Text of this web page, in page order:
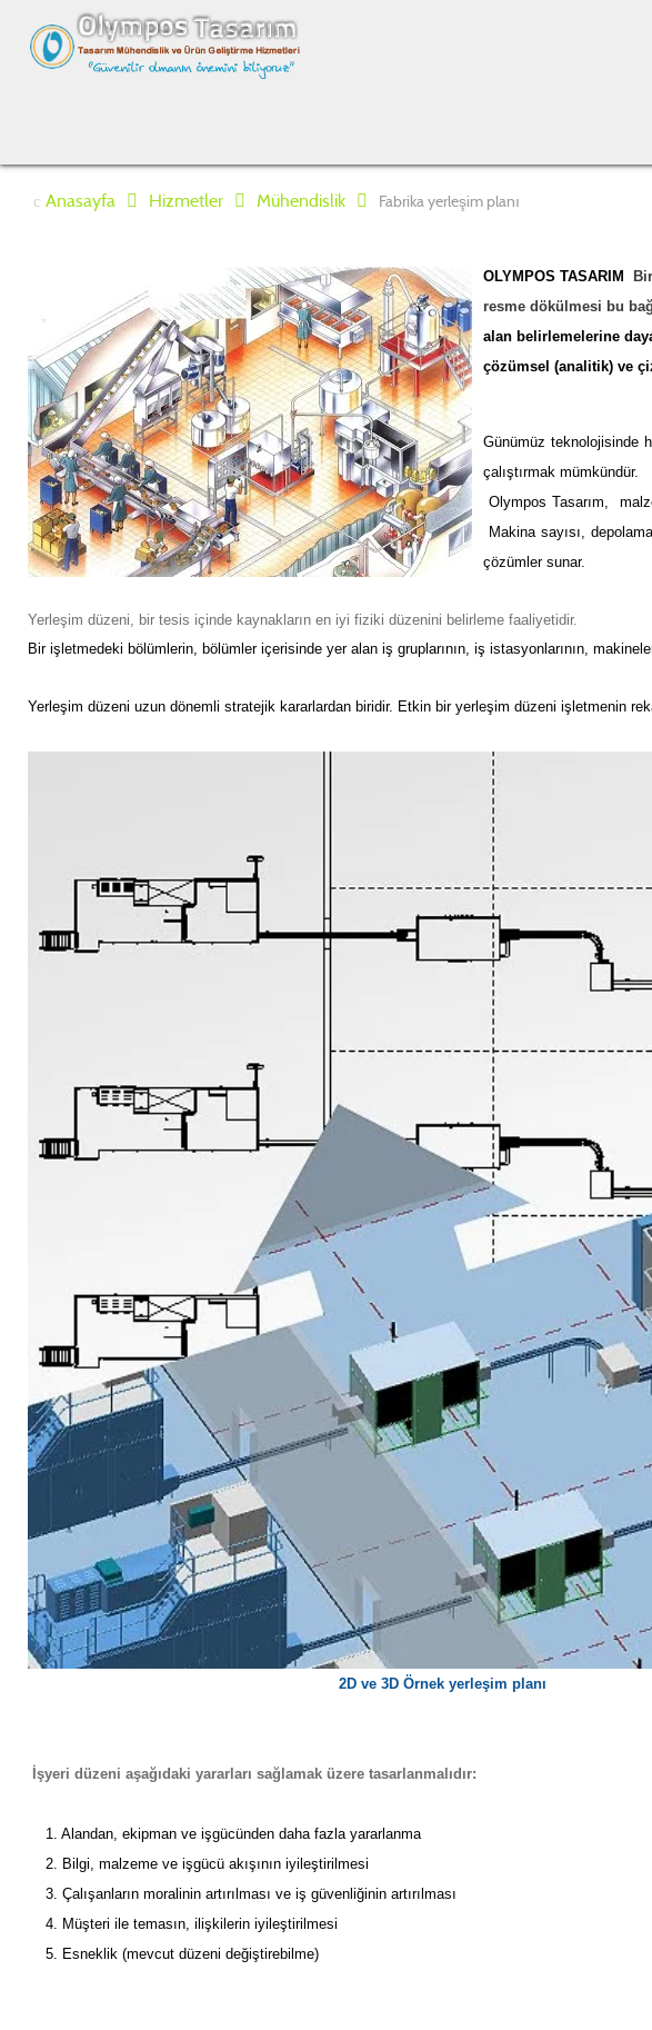
Anasayfa Hizmetler Mühendislik Fabrika yerleşim planı
OLYMPOS TASARIM
resme dökülmesi bu
alan belirlemelerine
çözümsel (analitik) ve
Günümüz teknolojisinde
çalıştırmak mümkündür.
Olympos Tasarım, m
Makina sayısı,
çözümler sunar.
Yerleşim düzeni, bir tesis içinde kaynakların en iyi fiziki düzenini belirleme faaliyetidir.
Bir işletmedeki bölümlerin, bölümler içerisinde yer alan iş gruplarının, iş istasyonlarının,
Yerleşim düzeni uzun dönemli stratejik kararlardan biridir. Etkin bir yerleşim düzeni işletmenin
2D ve 3D Örnek yerleşim planı
İşyeri düzeni aşağıdaki yararları sağlamak üzere tasarlanmalıdır:
1. Alandan, ekipman ve işgücünden daha fazla yararlanma
2. Bilgi, malzeme ve işgücü akışının iyileştirilmesi
3. Çalışanların moralinin artırılması ve iş güvenliğinin artırılması
4. Müşteri ile temasın, ilişkilerin iyileştirilmesi
5. Esneklik (mevcut düzeni değiştirebilme)